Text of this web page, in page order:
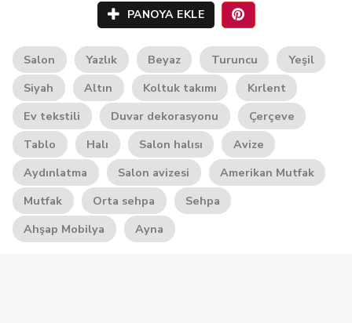
PANOYA EKLE
Salon Yazlık Beyaz Turuncu
Yeşil
Siyah
Altın Koltuk takımı
Kırlent
Ev tekstili
Duvar dekorasyonu
Çerçeve
Tablo
Halı Salon halısı
Avize
Aydınlatma
Salon avizesi
Amerikan Mutfak
Mutfak
Orta sehpa
Sehpa
Ahşap Mobilya
Ayna